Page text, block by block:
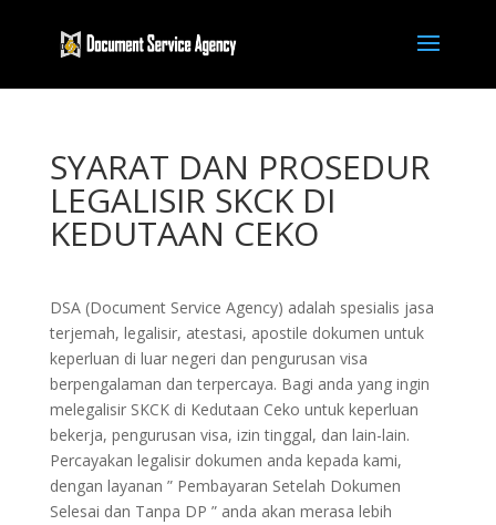
SYARAT DAN PROSEDUR
LEGALISIR SKCK DI
KEDUTAAN CEKO
DSA (Document Service Agency) adalah spesialis jasa
terjemah, legalisir, atestasi, apostile dokumen untuk
keperluan di luar negeri dan pengurusan visa
berpengalaman dan terpercaya. Bagi anda yang ingin
melegalisir SKCK di Kedutaan Ceko untuk keperluan
bekerja, pengurusan visa, izin tinggal, dan lain-lain.
Percayakan legalisir dokumen anda kepada kami,
dengan layanan ” Pembayaran Setelah Dokumen
Selesai dan Tanpa DP ” anda akan merasa lebih